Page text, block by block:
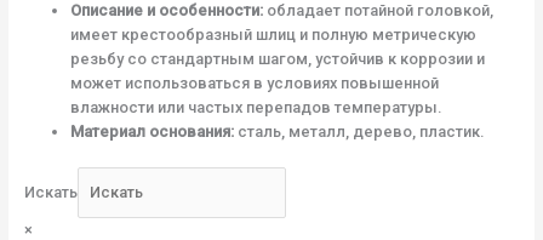
Описание и особенности:обладает потайной головкой,
имеет крестообразный шлиц и полную метрическую
резьбу со стандартным шагом, устойчив к коррозии и
может использоваться в условиях повышенной
влажности или частых перепадов температуры.
Материал основания:сталь, металл, дерево, пластик.
Искать
×